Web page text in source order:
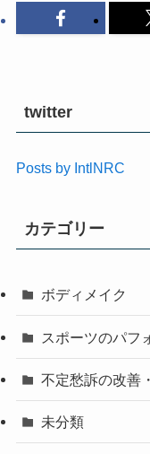
twitter
Posts by IntlNRC
カテゴリー
ボディメイク
スポーツのパフ
不定愁訴の改善
未分類